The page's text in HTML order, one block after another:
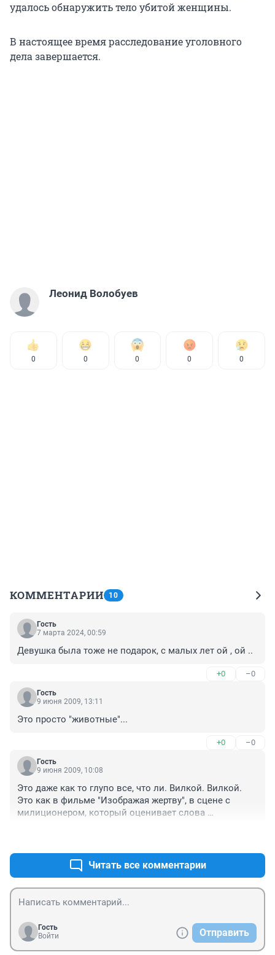
удалось обнаружить тело убитой женщины.
В настоящее время расследование уголовного
дела завершается.
Леонид Волобуев
0 0 0 0 0
КОММЕНТАРИИ 10
Гость
7 марта 2024, 00:59
Девушка была тоже не подарок, с малых лет ой , ой ..
+0 –0
Гость
9 июня 2009, 13:11
Это просто "животные"...
+0 –0
Гость
9 июня 2009, 10:08
Это даже как то глупо все, что ли. Вилкой. Вилкой.
Это как в фильме "Изображая жертву", в сцене с
милиционером, который оценивает слова
Читать все комментарии
Гость
Войти
Отправить